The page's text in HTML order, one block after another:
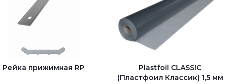
Рейка прижимная RP
Plastfoil CLASSIC
(Пластфоил Классик) 1,5 мм